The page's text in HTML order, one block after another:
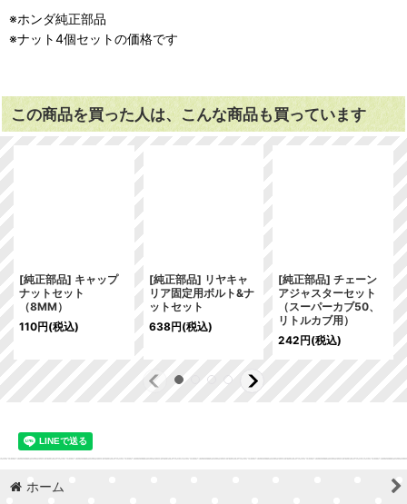
※ホンダ純正部品
※ナット4個セットの価格です
この商品を買った人は、こんな商品も買っています
[純正部品] キャップ
ナットセット
（8MM）
110円(税込)
[純正部品] リヤキャ
リア固定用ボルト&ナ
ットセット
638円(税込)
[純正部品] チェーン
アジャスターセット
（スーパーカブ50、
リトルカブ用）
242円(税込)
ホーム